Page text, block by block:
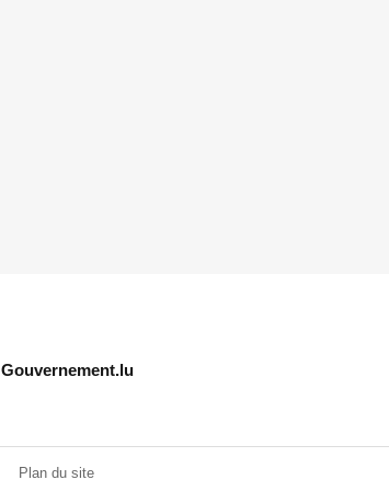
Gouvernement.lu
Plan du site